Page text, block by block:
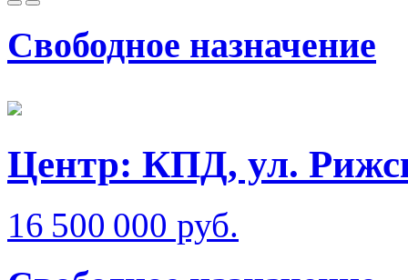
Свободное назначение
Центр: КПД, ул.
16 500 000 руб.